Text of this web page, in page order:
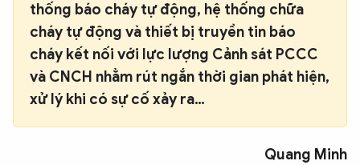
thống báo cháy tự động, hệ thống chữa
cháy tự động và thiết bị truyền tin báo
cháy kết nối với lực lượng Cảnh sát PCCC
và CNCH nhằm rút ngắn thời gian phát hiện,
xử lý khi có sự cố xảy ra…
Quang Minh